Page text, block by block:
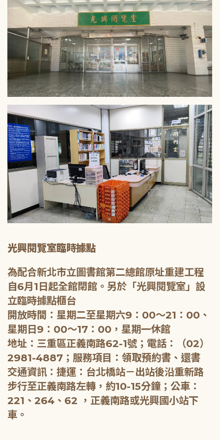
光興閱覽室臨時據點
為配合新北市立圖書館第二總館原址重建工程
自6月1日起全館閉館。另於「光興閱覽室」設
立臨時據點櫃台
開放時間：星期二至星期六9：00～21：00、
星期日9：00～17：00，星期一休館
地址：三重區正義南路62-1號；電話：（02）
2981-4887；服務項目：領取預約書、還書
交通資訊：捷運：台北橋站－出站後沿重新路
步行至正義南路左轉，約10-15分鐘；公車：
221、264、62 ，正義南路或光興國小站下
車。